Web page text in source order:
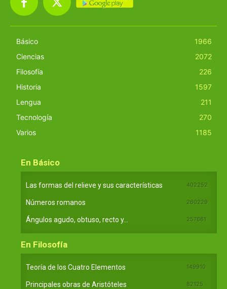
Básico
1966
Ciencias
2072
Filosofía
226
Historia
1597
Lengua
211
Tecnología
270
Varios
1185
En Básico
Las formas del relieve y sus características 402252
Números romanos 260229
Ángulos agudo, obtuso, recto y... 257661
En Filosofía
Teoría de los Cuatro Elementos 149910
Principales obras de Aristóteles 82125